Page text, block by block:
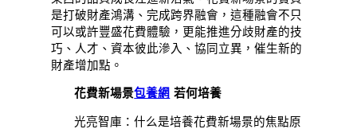
是打破財產鴻溝、完成跨界融會，這種融會不只
可以或許豐盛花費體驗，更能推進分歧財產的技
巧、人才、資本彼此滲入、協同立異，催生新的
財產增加點。
花費新場景包養網 若何培養
光亮智庫：什么是培養花費新場景的焦點原